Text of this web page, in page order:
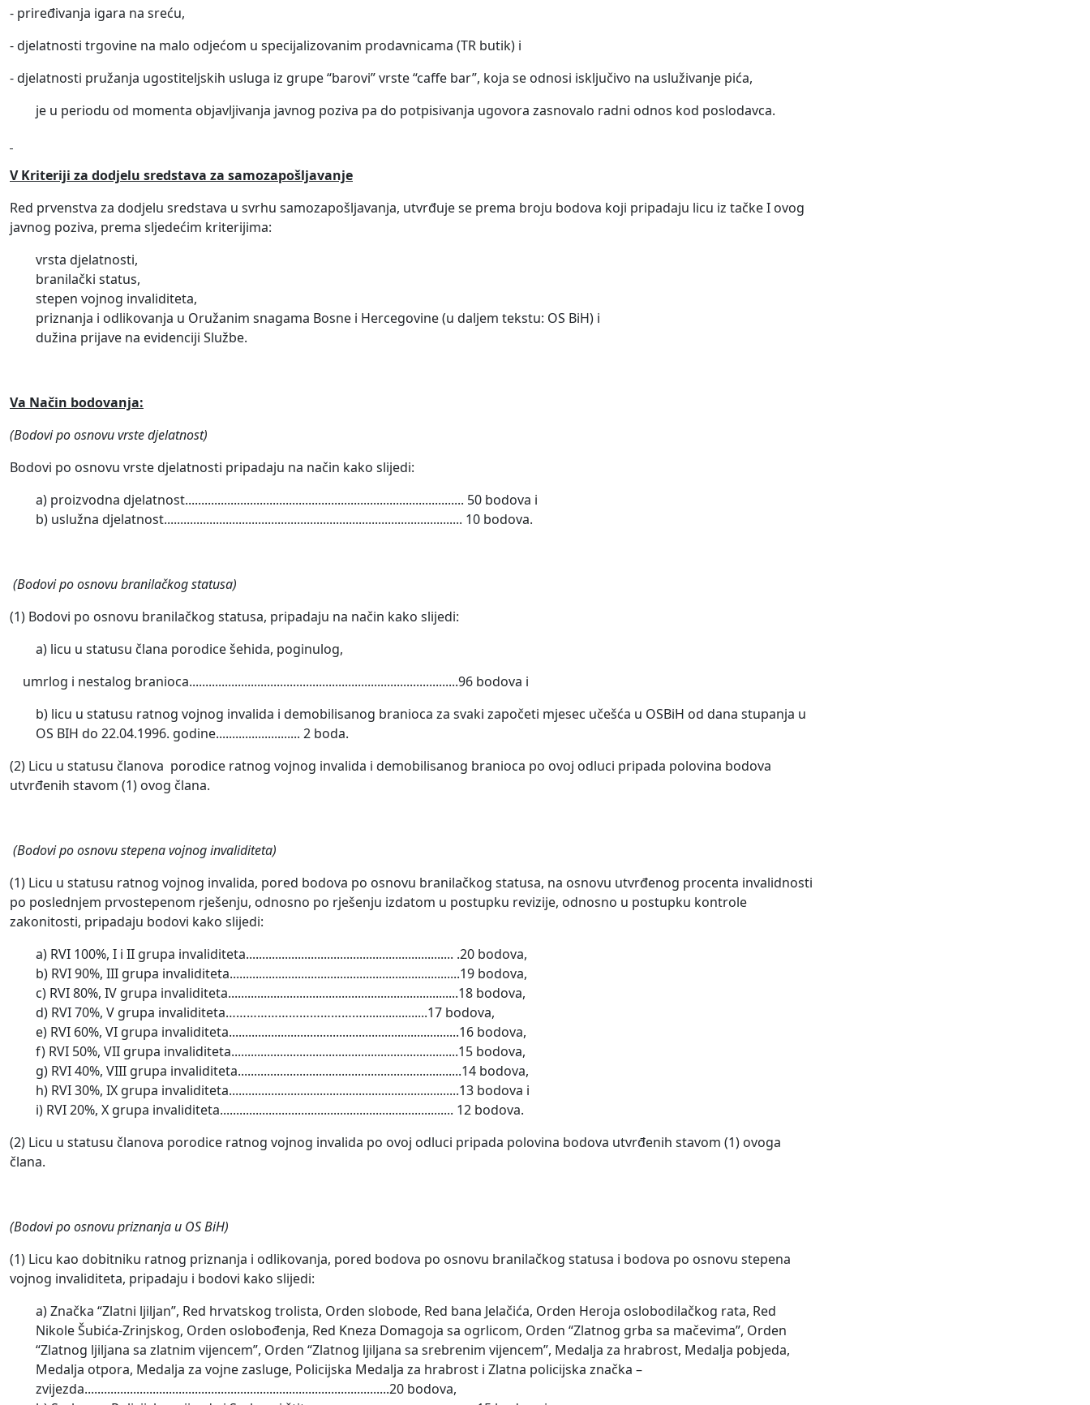
- priređivanja igara na sreću,
- djelatnosti trgovine na malo odjećom u specijalizovanim prodavnicama (TR butik) i
- djelatnosti pružanja ugostiteljskih usluga iz grupe “barovi” vrste “caffe bar”, koja se odnosi isključivo na usluživanje pića,
je u periodu od momenta objavljivanja javnog poziva pa do potpisivanja ugovora zasnovalo radni odnos kod poslodavca.
V Kriteriji za dodjelu sredstava za samozapošljavanje
Red prvenstva za dodjelu sredstava u svrhu samozapošljavanja, utvrđuje se prema broju bodova koji pripadaju licu iz tačke I ovog
javnog poziva, prema sljedećim kriterijima:
vrsta djelatnosti,
branilački status,
stepen vojnog invaliditeta,
priznanja i odlikovanja u Oružanim snagama Bosne i Hercegovine (u daljem tekstu: OS BiH) i
dužina prijave na evidenciji Službe.
Va Način bodovanja:
(Bodovi po osnovu vrste djelatnost)
Bodovi po osnovu vrste djelatnosti pripadaju na način kako slijedi:
a) proizvodna djelatnost...................................................................................... 50 bodova i
b) uslužna djelatnost............................................................................................ 10 bodova.
(Bodovi po osnovu branilačkog statusa)
(1) Bodovi po osnovu branilačkog statusa, pripadaju na način kako slijedi:
a) licu u statusu člana porodice šehida, poginulog,
umrlog i nestalog branioca...................................................................................96 bodova i
b) licu u statusu ratnog vojnog invalida i demobilisanog branioca za svaki započeti mjesec učešća u OSBiH od dana stupanja u
OS BIH do 22.04.1996. godine.......................... 2 boda.
(2) Licu u statusu članova porodice ratnog vojnog invalida i demobilisanog branioca po ovoj odluci pripada polovina bodova
utvrđenih stavom (1) ovog člana.
(Bodovi po osnovu stepena vojnog invaliditeta)
(1) Licu u statusu ratnog vojnog invalida, pored bodova po osnovu branilačkog statusa, na osnovu utvrđenog procenta invalidnosti
po poslednjem prvostepenom rješenju, odnosno po rješenju izdatom u postupku revizije, odnosno u postupku kontrole
zakonitosti, pripadaju bodovi kako slijedi:
a) RVI 100%, I i II grupa invaliditeta................................................................ .20 bodova,
b) RVI 90%, III grupa invaliditeta.......................................................................19 bodova,
c) RVI 80%, IV grupa invaliditeta.......................................................................18 bodova,
d) RVI 70%, V grupa invaliditeta…………………………………....................17 bodova,
e) RVI 60%, VI grupa invaliditeta.......................................................................16 bodova,
f) RVI 50%, VII grupa invaliditeta......................................................................15 bodova,
g) RVI 40%, VIII grupa invaliditeta.....................................................................14 bodova,
h) RVI 30%, IX grupa invaliditeta.......................................................................13 bodova i
i) RVI 20%, X grupa invaliditeta........................................................................ 12 bodova.
(2) Licu u statusu članova porodice ratnog vojnog invalida po ovoj odluci pripada polovina bodova utvrđenih stavom (1) ovoga
člana.
(Bodovi po osnovu priznanja u OS BiH)
(1) Licu kao dobitniku ratnog priznanja i odlikovanja, pored bodova po osnovu branilačkog statusa i bodova po osnovu stepena
vojnog invaliditeta, pripadaju i bodovi kako slijedi:
a) Značka “Zlatni ljiljan”, Red hrvatskog trolista, Orden slobode, Red bana Jelačića, Orden Heroja oslobodilačkog rata, Red
Nikole Šubića-Zrinjskog, Orden oslobođenja, Red Kneza Domagoja sa ogrlicom, Orden “Zlatnog grba sa mačevima”, Orden
“Zlatnog ljiljana sa zlatnim vijencem”, Orden “Zlatnog ljiljana sa srebrenim vijencem”, Medalja za hrabrost, Medalja pobjeda,
Medalja otpora, Medalja za vojne zasluge, Policijska Medalja za hrabrost i Zlatna policijska značka –
zvijezda..............................................................................................20 bodova,